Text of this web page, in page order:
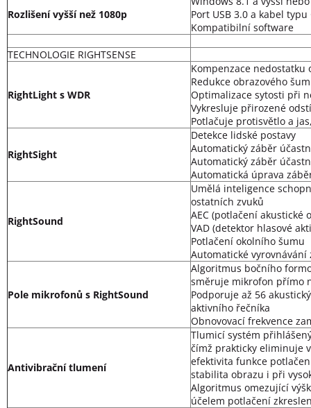
Rozlišení vyšší než 1080p
Port USB 3.0 a kabel typu
Kompatibilní software
TECHNOLOGIE RIGHTSENSE
RightLight s WDR
Kompenzace nedostatku
Redukce obrazového
Optimalizace sytosti při
Vykresluje přirozené
Potlačuje protisvětlo a
RightSight
Detekce lidské postavy
Automatický záběr
Automatický záběr
Automatická úprava
RightSound
Umělá inteligence
ostatních zvuků
AEC (potlačení akustické
VAD (detektor hlasové
Potlačení okolního šumu
Automatické
Pole mikrofonů s RightSound
Algoritmus bočního
směruje mikrofon přímo
Podporuje až 56
aktivního řečníka
Obnovovací frekvence
Antivibrační tlumení
Tlumicí systém
čímž prakticky eliminuje
efektivita funkce
stabilita obrazu i při
Algoritmus omezující
účelem potlačení